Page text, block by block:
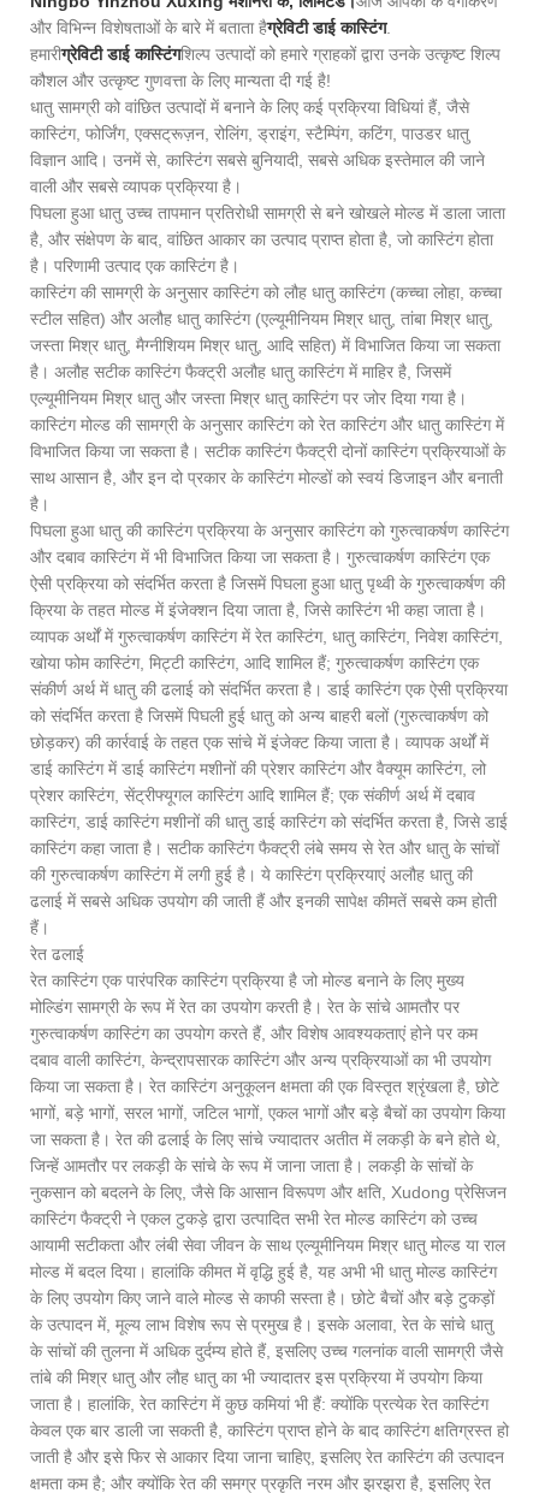
और विभिन्न विशेषताओं के बारे में बताता हैग्रेविटी डाई कास्टिंग.
हमारीग्रेविटी डाई कास्टिंगशिल्प उत्पादों को हमारे ग्राहकों द्वारा उनके उत्कृष्ट शिल्प
कौशल और उत्कृष्ट गुणवत्ता के लिए मान्यता दी गई है!
धातु सामग्री को वांछित उत्पादों में बनाने के लिए कई प्रक्रिया विधियां हैं, जैसे
कास्टिंग, फोर्जिंग, एक्सट्रूज़न, रोलिंग, ड्राइंग, स्टैम्पिंग, कटिंग, पाउडर धातु
विज्ञान आदि। उनमें से, कास्टिंग सबसे बुनियादी, सबसे अधिक इस्तेमाल की जाने
वाली और सबसे व्यापक प्रक्रिया है।
पिघला हुआ धातु उच्च तापमान प्रतिरोधी सामग्री से बने खोखले मोल्ड में डाला जाता
है, और संक्षेपण के बाद, वांछित आकार का उत्पाद प्राप्त होता है, जो कास्टिंग होता
है। परिणामी उत्पाद एक कास्टिंग है।
कास्टिंग की सामग्री के अनुसार कास्टिंग को लौह धातु कास्टिंग (कच्चा लोहा, कच्चा
स्टील सहित) और अलौह धातु कास्टिंग (एल्यूमीनियम मिश्र धातु, तांबा मिश्र धातु,
जस्ता मिश्र धातु, मैग्नीशियम मिश्र धातु, आदि सहित) में विभाजित किया जा सकता
है। अलौह सटीक कास्टिंग फैक्ट्री अलौह धातु कास्टिंग में माहिर है, जिसमें
एल्यूमीनियम मिश्र धातु और जस्ता मिश्र धातु कास्टिंग पर जोर दिया गया है।
कास्टिंग मोल्ड की सामग्री के अनुसार कास्टिंग को रेत कास्टिंग और धातु कास्टिंग में
विभाजित किया जा सकता है। सटीक कास्टिंग फैक्ट्री दोनों कास्टिंग प्रक्रियाओं के
साथ आसान है, और इन दो प्रकार के कास्टिंग मोल्डों को स्वयं डिजाइन और बनाती
है।
पिघला हुआ धातु की कास्टिंग प्रक्रिया के अनुसार कास्टिंग को गुरुत्वाकर्षण कास्टिंग
और दबाव कास्टिंग में भी विभाजित किया जा सकता है। गुरुत्वाकर्षण कास्टिंग एक
ऐसी प्रक्रिया को संदर्भित करता है जिसमें पिघला हुआ धातु पृथ्वी के गुरुत्वाकर्षण की
क्रिया के तहत मोल्ड में इंजेक्शन दिया जाता है, जिसे कास्टिंग भी कहा जाता है।
व्यापक अर्थों में गुरुत्वाकर्षण कास्टिंग में रेत कास्टिंग, धातु कास्टिंग, निवेश कास्टिंग,
खोया फोम कास्टिंग, मिट्टी कास्टिंग, आदि शामिल हैं; गुरुत्वाकर्षण कास्टिंग एक
संकीर्ण अर्थ में धातु की ढलाई को संदर्भित करता है। डाई कास्टिंग एक ऐसी प्रक्रिया
को संदर्भित करता है जिसमें पिघली हुई धातु को अन्य बाहरी बलों (गुरुत्वाकर्षण को
छोड़कर) की कार्रवाई के तहत एक सांचे में इंजेक्ट किया जाता है। व्यापक अर्थों में
डाई कास्टिंग में डाई कास्टिंग मशीनों की प्रेशर कास्टिंग और वैक्यूम कास्टिंग, लो
प्रेशर कास्टिंग, सेंट्रीफ्यूगल कास्टिंग आदि शामिल हैं; एक संकीर्ण अर्थ में दबाव
कास्टिंग, डाई कास्टिंग मशीनों की धातु डाई कास्टिंग को संदर्भित करता है, जिसे डाई
कास्टिंग कहा जाता है। सटीक कास्टिंग फैक्ट्री लंबे समय से रेत और धातु के सांचों
की गुरुत्वाकर्षण कास्टिंग में लगी हुई है। ये कास्टिंग प्रक्रियाएं अलौह धातु की
ढलाई में सबसे अधिक उपयोग की जाती हैं और इनकी सापेक्ष कीमतें सबसे कम होती
हैं।
रेत ढलाई
रेत कास्टिंग एक पारंपरिक कास्टिंग प्रक्रिया है जो मोल्ड बनाने के लिए मुख्य
मोल्डिंग सामग्री के रूप में रेत का उपयोग करती है। रेत के सांचे आमतौर पर
गुरुत्वाकर्षण कास्टिंग का उपयोग करते हैं, और विशेष आवश्यकताएं होने पर कम
दबाव वाली कास्टिंग, केन्द्रापसारक कास्टिंग और अन्य प्रक्रियाओं का भी उपयोग
किया जा सकता है। रेत कास्टिंग अनुकूलन क्षमता की एक विस्तृत श्रृंखला है, छोटे
भागों, बड़े भागों, सरल भागों, जटिल भागों, एकल भागों और बड़े बैचों का उपयोग किया
जा सकता है। रेत की ढलाई के लिए सांचे ज्यादातर अतीत में लकड़ी के बने होते थे,
जिन्हें आमतौर पर लकड़ी के सांचे के रूप में जाना जाता है। लकड़ी के सांचों के
नुकसान को बदलने के लिए, जैसे कि आसान विरूपण और क्षति, Xudong प्रेसिजन
कास्टिंग फैक्ट्री ने एकल टुकड़े द्वारा उत्पादित सभी रेत मोल्ड कास्टिंग को उच्च
आयामी सटीकता और लंबी सेवा जीवन के साथ एल्यूमीनियम मिश्र धातु मोल्ड या राल
मोल्ड में बदल दिया। हालांकि कीमत में वृद्धि हुई है, यह अभी भी धातु मोल्ड कास्टिंग
के लिए उपयोग किए जाने वाले मोल्ड से काफी सस्ता है। छोटे बैचों और बड़े टुकड़ों
के उत्पादन में, मूल्य लाभ विशेष रूप से प्रमुख है। इसके अलावा, रेत के सांचे धातु
के सांचों की तुलना में अधिक दुर्दम्य होते हैं, इसलिए उच्च गलनांक वाली सामग्री जैसे
तांबे की मिश्र धातु और लौह धातु का भी ज्यादातर इस प्रक्रिया में उपयोग किया
जाता है। हालांकि, रेत कास्टिंग में कुछ कमियां भी हैं: क्योंकि प्रत्येक रेत कास्टिंग
केवल एक बार डाली जा सकती है, कास्टिंग प्राप्त होने के बाद कास्टिंग क्षतिग्रस्त हो
जाती है और इसे फिर से आकार दिया जाना चाहिए, इसलिए रेत कास्टिंग की उत्पादन
क्षमता कम है; और क्योंकि रेत की समग्र प्रकृति नरम और झरझरा है, इसलिए रेत